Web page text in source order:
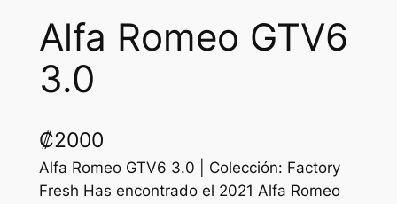
Alfa Romeo GTV6
3.0
₡2000
Alfa Romeo GTV6 3.0 | Colección: Factory
Fresh Has encontrado el 2021 Alfa Romeo